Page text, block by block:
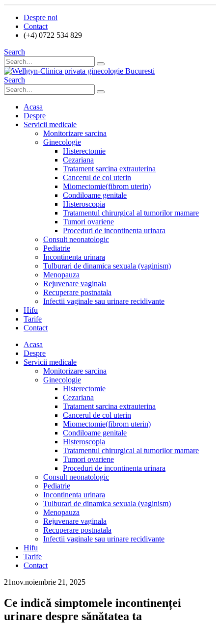
Despre noi
Contact
(+4) 0722 534 829
Search
Search
Acasa
Despre
Servicii medicale
Monitorizare sarcina
Ginecologie
Histerectomie
Cezariana
Tratament sarcina extrauterina
Cancerul de col uterin
Miomectomie(fibrom uterin)
Condiloame genitale
Histeroscopia
Tratamentul chirurgical al tumorilor mamare
Tumori ovariene
Proceduri de incontinenta urinara
Consult neonatologic
Pediatrie
Incontinenta urinara
Tulburari de dinamica sexuala (vaginism)
Menopauza
Rejuvenare vaginala
Recuperare postnatala
Infectii vaginale sau urinare recidivante
Hifu
Tarife
Contact
Acasa
Despre
Servicii medicale
Monitorizare sarcina
Ginecologie
Histerectomie
Cezariana
Tratament sarcina extrauterina
Cancerul de col uterin
Miomectomie(fibrom uterin)
Condiloame genitale
Histeroscopia
Tratamentul chirurgical al tumorilor mamare
Tumori ovariene
Proceduri de incontinenta urinara
Consult neonatologic
Pediatrie
Incontinenta urinara
Tulburari de dinamica sexuala (vaginism)
Menopauza
Rejuvenare vaginala
Recuperare postnatala
Infectii vaginale sau urinare recidivante
Hifu
Tarife
Contact
21nov.noiembrie 21, 2025
Ce indică simptomele incontinenței
urinare despre sănătatea ta